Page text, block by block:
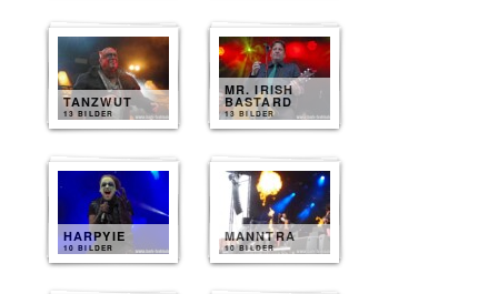
TANZWUT
13 BILDER
MR. IRISH
BASTARD
13 BILDER
HARPYIE
10 BILDER
MANNTRA
10 BILDER